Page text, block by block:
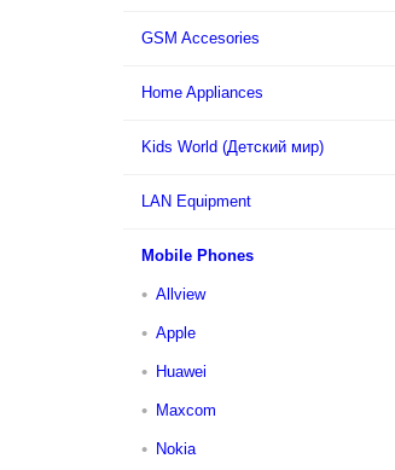
GSM Accesories
Home Appliances
Kids World (Детский мир)
LAN Equipment
Mobile Phones
Allview
Apple
Huawei
Maxcom
Nokia